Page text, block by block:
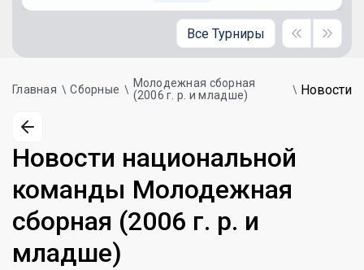
Все Турниры
Главная Сборные
Молодежная сборная
(2006 г. р. и младше)
Новости
Новости национальной
команды Молодежная
сборная (2006 г. р. и
младше)